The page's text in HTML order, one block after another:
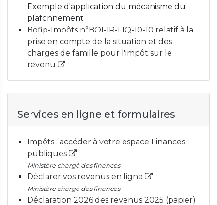
Exemple d'application du mécanisme du
plafonnement
Bofip-Impôts n°BOI-IR-LIQ-10-10 relatif à la
prise en compte de la situation et des
charges de famille pour l'impôt sur le
revenu
Services en ligne et formulaires
Impôts : accéder à votre espace Finances
publiques
Ministère chargé des finances
Déclarer vos revenus en ligne
Ministère chargé des finances
Déclaration 2026 des revenus 2025 (papier)